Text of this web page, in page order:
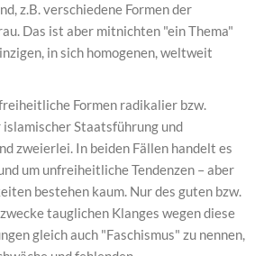
z.B. verschiedene Formen der
Das ist aber mitnichten "ein Thema"
in sich homogenen, weltweit
Formen radikalier bzw.
Staatsführung und
zweierlei. In beiden Fällen handelt es
um unfreiheitliche Tendenzen – aber
bestehen kaum. Nur des guten bzw.
tauglichen Klanges wegen diese
gleich auch "Faschismus" zu nennen,